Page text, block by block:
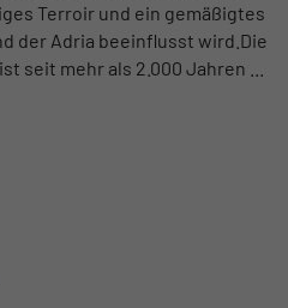
Terroir und ein gemäßigtes
der Adria beeinflusst wird.Die
seit mehr als 2.000 Jahren ...